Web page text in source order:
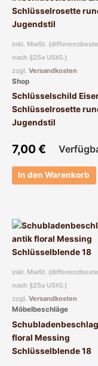
inkl. MwSt.
nach §25a UStG.)
zzgl. Versandkosten
Shop
Schlüsselschild
Schlüsselrosette
Jugendstil
7,00€
In den Warenkorb
inkl. MwSt.
nach §25a UStG.)
zzgl. Versandkosten
Möbelbeschläge
floral Messing
Schlüsselblende 18